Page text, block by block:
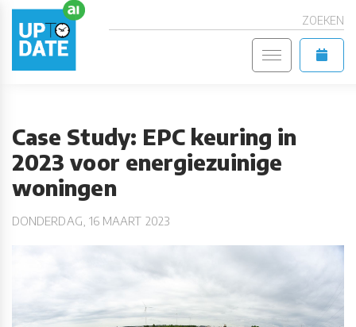
ZOEKEN
Case Study: EPC keuring in
2023 voor energiezuinige
woningen
DONDERDAG, 16 MAART 2023